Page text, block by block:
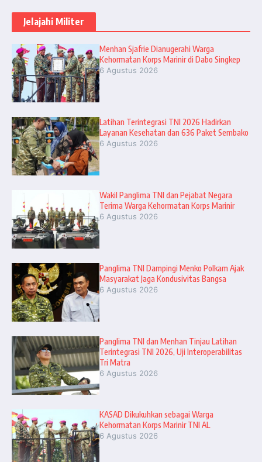
Jelajahi Militer
Menhan Sjafrie Dianugerahi Warga
Kehormatan Korps Marinir di Dabo Singkep
6 Agustus 2026
Latihan Terintegrasi TNI 2026 Hadirkan
Layanan Kesehatan dan 636 Paket Sembako
6 Agustus 2026
Wakil Panglima TNI dan Pejabat Negara
Terima Warga Kehormatan Korps Marinir
6 Agustus 2026
Panglima TNI Dampingi Menko Polkam Ajak
Masyarakat Jaga Kondusivitas Bangsa
6 Agustus 2026
Panglima TNI dan Menhan Tinjau Latihan
Terintegrasi TNI 2026, Uji Interoperabilitas
Tri Matra
6 Agustus 2026
KASAD Dikukuhkan sebagai Warga
Kehormatan Korps Marinir TNI AL
6 Agustus 2026